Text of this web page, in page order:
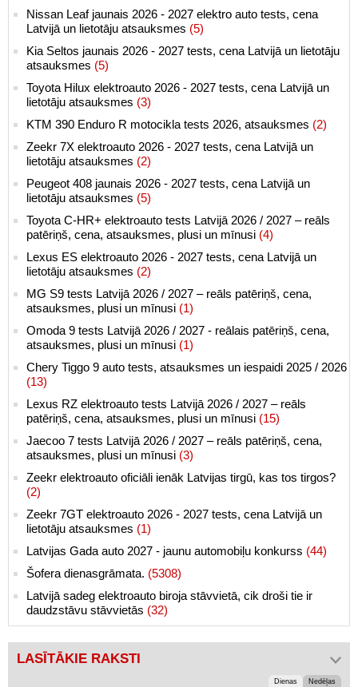
Nissan Leaf jaunais 2026 - 2027 elektro auto tests, cena
Latvijā un lietotāju atsauksmes (5)
Kia Seltos jaunais 2026 - 2027 tests, cena Latvijā un lietotāju
atsauksmes (5)
Toyota Hilux elektroauto 2026 - 2027 tests, cena Latvijā un
lietotāju atsauksmes (3)
KTM 390 Enduro R motocikla tests 2026, atsauksmes (2)
Zeekr 7X elektroauto 2026 - 2027 tests, cena Latvijā un
lietotāju atsauksmes (2)
Peugeot 408 jaunais 2026 - 2027 tests, cena Latvijā un
lietotāju atsauksmes (5)
Toyota C-HR+ elektroauto tests Latvijā 2026 / 2027 – reāls
patēriņš, cena, atsauksmes, plusi un mīnusi (4)
Lexus ES elektroauto 2026 - 2027 tests, cena Latvijā un
lietotāju atsauksmes (2)
MG S9 tests Latvijā 2026 / 2027 – reāls patēriņš, cena,
atsauksmes, plusi un mīnusi (1)
Omoda 9 tests Latvijā 2026 / 2027 - reālais patēriņš, cena,
atsauksmes, plusi un mīnusi (1)
Chery Tiggo 9 auto tests, atsauksmes un iespaidi 2025 / 2026
(13)
Lexus RZ elektroauto tests Latvijā 2026 / 2027 – reāls
patēriņš, cena, atsauksmes, plusi un mīnusi (15)
Jaecoo 7 tests Latvijā 2026 / 2027 – reāls patēriņš, cena,
atsauksmes, plusi un mīnusi (3)
Zeekr elektroauto oficiāli ienāk Latvijas tirgū, kas tos tirgos?
(2)
Zeekr 7GT elektroauto 2026 - 2027 tests, cena Latvijā un
lietotāju atsauksmes (1)
Latvijas Gada auto 2027 - jaunu automobiļu konkurss (44)
Šofera dienasgrāmata. (5308)
Latvijā sadeg elektroauto biroja stāvvietā, cik droši tie ir
daudzstāvu stāvvietās (32)
LASĪTĀKIE RAKSTI
Dienas Nedēļas